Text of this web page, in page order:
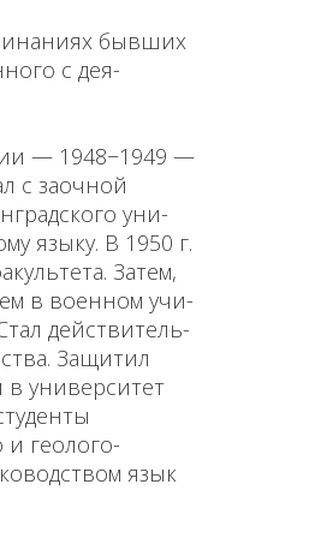
быв­ших
с дея­
— 1948−1949 —
с заоч­ной
уни­
языку. В 1950 г.
Затем,
в военном учи­
действитель­
Защитил
в университет
и геолого-
язык